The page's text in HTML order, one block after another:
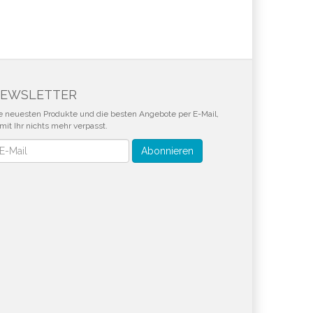
neuesten Produkte und die besten Angebote per E-Mail,
Ihr nichts mehr verpasst.
Abonnieren